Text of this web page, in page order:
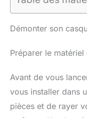
Démonter son
Préparer le matériel
Avant de vous
vous installer dans
pièces et de rayer